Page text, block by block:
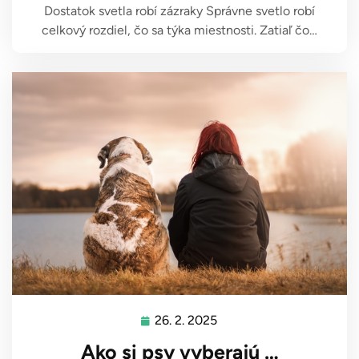
Dostatok svetla robí zázraky Správne svetlo robí
celkový rozdiel, čo sa týka miestnosti. Zatiaľ čo…
26. 2. 2025
Ako si psy vyberajú …